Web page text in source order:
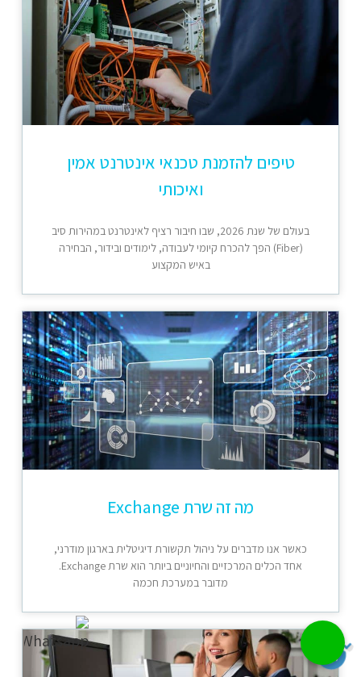
טיפים להזמנת טכנאי אינטרנט אמין
ואיכותי
בעולם של שנת 2026, שבו חיבור רציף לאינטרנט במהירות סיב
(Fiber) הפך להכרח קיומי לעבודה, לימודים ובידור, הבחירה
באיש המקצוע
מה זה שרת Exchange
כאשר אנו מדברים על ניהול תקשורת דיגיטלית בארגון מודרני,
אחד הכלים המרכזיים והחיוניים ביותר הוא שרת Exchange.
מדובר במערכת חכמה